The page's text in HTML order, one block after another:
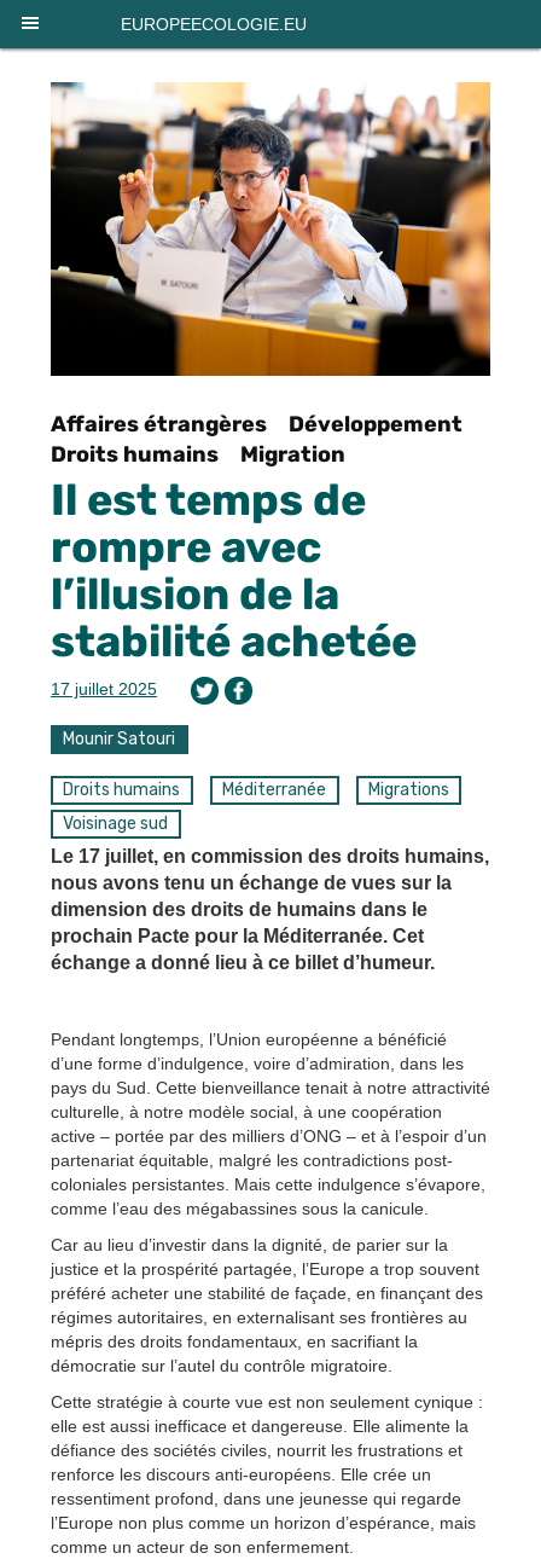
EUROPEECOLOGIE.EU
Affaires étrangères
Développement
Droits humains
Migration
Il est temps de
rompre avec
l’illusion de la
stabilité achetée
17 juillet 2025
Mounir Satouri
Droits humains Méditerranée
Migrations
Voisinage sud
Le 17 juillet, en commission des droits humains,
nous avons tenu un échange de vues sur la
dimension des droits de humains dans le
prochain Pacte pour la Méditerranée. Cet
échange a donné lieu à ce billet d’humeur.
Pendant longtemps, l’Union européenne a bénéficié
d’une forme d’indulgence, voire d’admiration, dans les
pays du Sud. Cette bienveillance tenait à notre attractivité
culturelle, à notre modèle social, à une coopération
active – portée par des milliers d’ONG – et à l’espoir d’un
partenariat équitable, malgré les contradictions post-
coloniales persistantes. Mais cette indulgence s’évapore,
comme l’eau des mégabassines sous la canicule.
Car au lieu d’investir dans la dignité, de parier sur la
justice et la prospérité partagée, l’Europe a trop souvent
préféré acheter une stabilité de façade, en finançant des
régimes autoritaires, en externalisant ses frontières au
mépris des droits fondamentaux, en sacrifiant la
démocratie sur l’autel du contrôle migratoire.
Cette stratégie à courte vue est non seulement cynique :
elle est aussi inefficace et dangereuse. Elle alimente la
défiance des sociétés civiles, nourrit les frustrations et
renforce les discours anti-européens. Elle crée un
ressentiment profond, dans une jeunesse qui regarde
l’Europe non plus comme un horizon d’espérance, mais
comme un acteur de son enfermement.